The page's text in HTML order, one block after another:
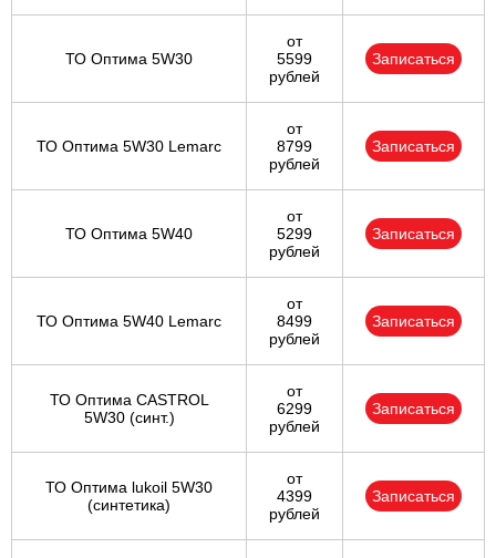
ТО Оптима 5W30
от
5599
рублей
Записаться
ТО Оптима 5W30 Lemarc
от
8799
рублей
Записаться
ТО Оптима 5W40
от
5299
рублей
Записаться
ТО Оптима 5W40 Lemarc
от
8499
рублей
Записаться
ТО Оптима CASTROL
5W30 (синт.)
от
6299
рублей
Записаться
ТО Оптима lukoil 5W30
(синтетика)
от
4399
рублей
Записаться